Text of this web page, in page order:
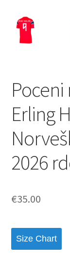
Erling
2026
€35.00
Size Chart